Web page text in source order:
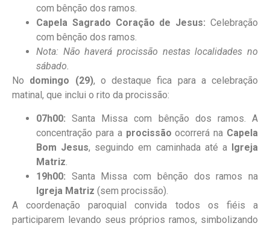
com bênção dos ramos.
Capela Sagrado Coração de Jesus: Celebração
com bênção dos ramos.
Nota: Não haverá procissão nestas localidades no
sábado.
No domingo (29), o destaque fica para a celebração
matinal, que inclui o rito da procissão:
07h00: Santa Missa com bênção dos ramos. A
concentração para a procissão ocorrerá na Capela
Bom Jesus, seguindo em caminhada até a Igreja
Matriz
19h00: Santa Missa com bênção dos ramos na
Igreja Matriz (sem procissão).
A coordenação paroquial convida todos os fiéis a
participarem levando seus próprios ramos, simbolizando